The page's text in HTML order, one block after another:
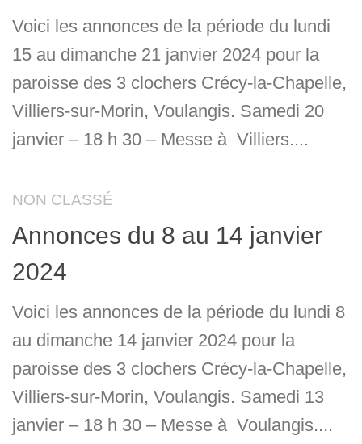
Voici les annonces de la période du lundi
15 au dimanche 21 janvier 2024 pour la
paroisse des 3 clochers Crécy-la-Chapelle,
Villiers-sur-Morin, Voulangis. Samedi 20
janvier – 18 h 30 – Messe à Villiers....
NON CLASSÉ
Annonces du 8 au 14 janvier
2024
Voici les annonces de la période du lundi 8
au dimanche 14 janvier 2024 pour la
paroisse des 3 clochers Crécy-la-Chapelle,
Villiers-sur-Morin, Voulangis. Samedi 13
janvier – 18 h 30 – Messe à Voulangis....